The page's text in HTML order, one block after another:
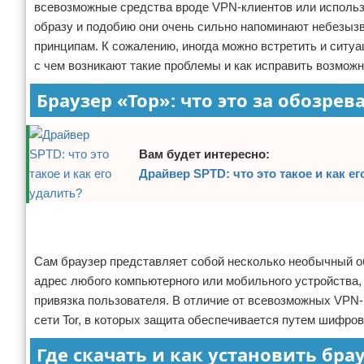
Программное обеспечение
Для автомобиля
Разное
Отказ от ответственности
всевозможные средства вроде VPN-клиентов или
образу и подобию они очень сильно напоминают
принципам. К сожалению, иногда можно встретить и
с чем возникают такие проблемы и как исправить
Браузер «Тор»: что это за
Вам будет интересно:
Драйвер SPTD: что это такое и как
Сам браузер представляет собой несколько необычный
адрес любого компьютерного или мобильного
привязка пользователя. В отличие от всевозможных
сети Tor, в которых защита обеспечивается путем
Где скачать и как установить